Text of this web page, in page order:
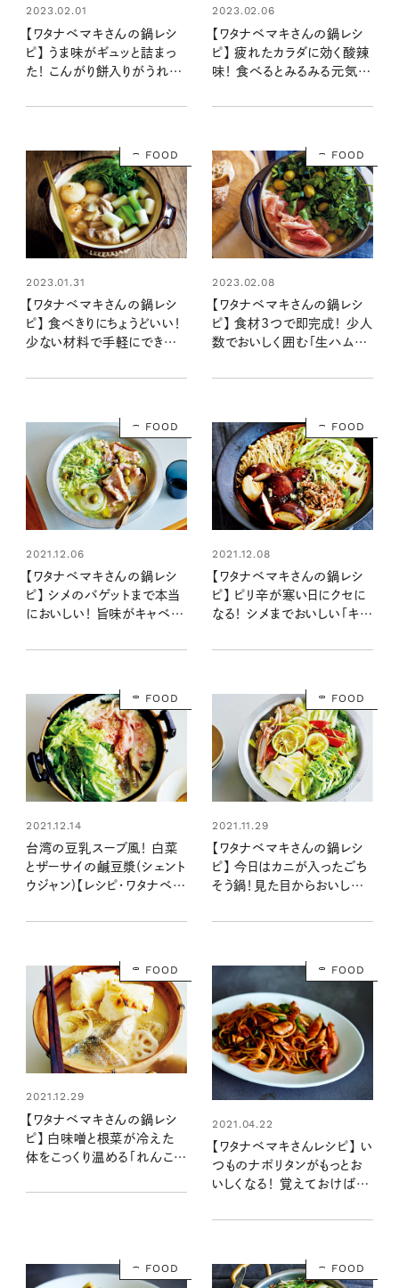
2023.02.01
【ワタナベマキさんの鍋レシ
ピ】 うま味がギュッと詰まっ
た！ こんがり餅入りがうれし
ー鍋」
2023.02.06
【ワタナベマキさんの鍋レシ
ピ】 疲れたカラダに効く酸辣
味！ 食べるとみるみる元気に
酸辣鍋」
FOOD
2023.01.31
【ワタナベマキさんの鍋レシ
ピ】 食べきりにちょうどいい！
少ない材料で手軽にできる
FOOD
2023.02.08
【ワタナベマキさんの鍋レシ
ピ】 食材3つで即完成！ 少人
数でおいしく囲む「生ハムと
FOOD
2021.12.06
【ワタナベマキさんの鍋レシ
ピ】 シメのバゲットまで本当
においしい！ 旨味がキャベツ
ベツと鯛のオリーブ鍋」
FOOD
2021.12.08
【ワタナベマキさんの鍋レシ
ピ】 ピリ辛が寒い日にクセに
なる！ シメまでおいしい「キャ
FOOD
2021.12.14
台湾の豆乳スープ風！ 白菜
とザーサイの鹹豆漿(シェント
ウジャン)【レシピ・ワタナベマ
FOOD
2021.11.29
【ワタナベマキさんの鍋レシ
ピ】 今日はカニが入ったごち
そう鍋！見た目からおいしい
FOOD
2021.12.29
【ワタナベマキさんの鍋レシ
ピ】 白味噌と根菜が冷えた
体をこっくり温める「れんこん
FOOD
2021.04.22
【ワタナベマキさんレシピ】 い
つものナポリタンがもっとお
いしくなる！ 覚えておけば失
の黄金比
FOOD FOOD